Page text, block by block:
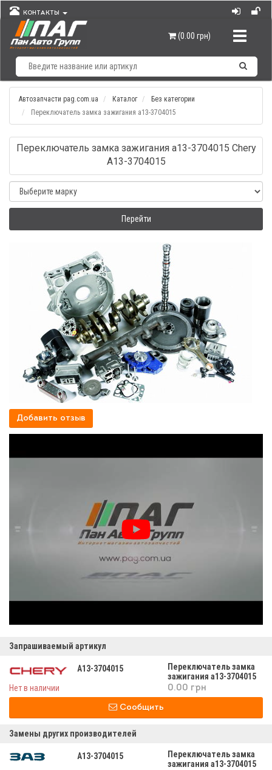
КОНТАКТЫ
(0.00 грн)
Автозапчасти pag.com.ua Каталог
Без категории
Переключатель замка зажигания а13-3704015
Переключатель замка зажигания а13-3704015 Chery
A13-3704015
Перейти
Добавить отзыв
Запрашиваемый артикул
A13-3704015
Переключатель замка
зажигания а13-3704015
Нет в наличии
0.00 грн
Сообщить
Замены других производителей
A13-3704015
Переключатель замка
зажигания а13-3704015